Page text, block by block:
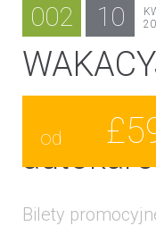
002 10
od
Bilety